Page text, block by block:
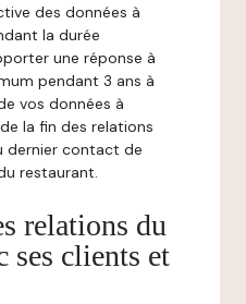
des données à
la durée
une réponse à
pendant 3 ans à
vos données à
la fin des relations
dernier contact de
restaurant.
relations du
ses clients et